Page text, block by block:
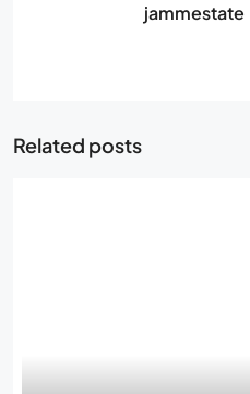
jammestate
Related posts